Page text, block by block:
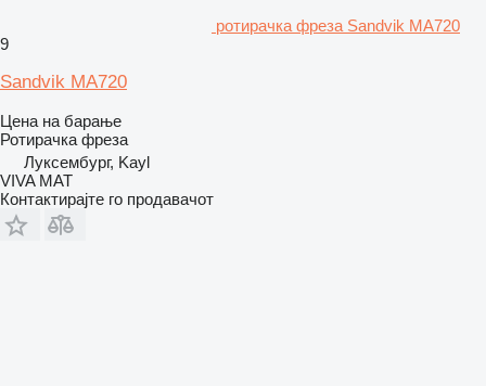
ротирачка фреза Sandvik MA720
9
Sandvik MA720
Цена на барање
Ротирачка фреза
Луксембург, Kayl
VIVA MAT
Контактирајте го продавачот